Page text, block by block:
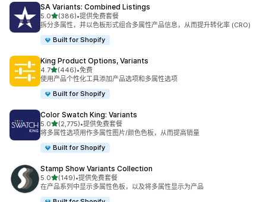
SA Variants: Combined Listings
5.0星（满分 5 星）
(386)
总共 386 条评论
•提供免费套餐
拆分多属性，并以色板形式组合多属性产品信息，从而提升转化率 (CRO)
Built for Shopify
King Product Options, Variants
4.7星（满分 5 星）
(446)
总共 446 条评论
•免费
使用产品个性化工具添加产品选项和多属性选项
Built for Shopify
Color Swatch King: Variants
5.0星（满分 5 星）
(2,775)
总共 2775 条评论
•提供免费套餐
将多属性选项用作多属性图片/颜色色板，从而提高销量
Built for Shopify
Stamp Show Variants Collection
5.0星（满分 5 星）
(149)
总共 149 条评论
•提供免费套餐
在产品系列中显示多属性色板，以及将多属性显示为产品